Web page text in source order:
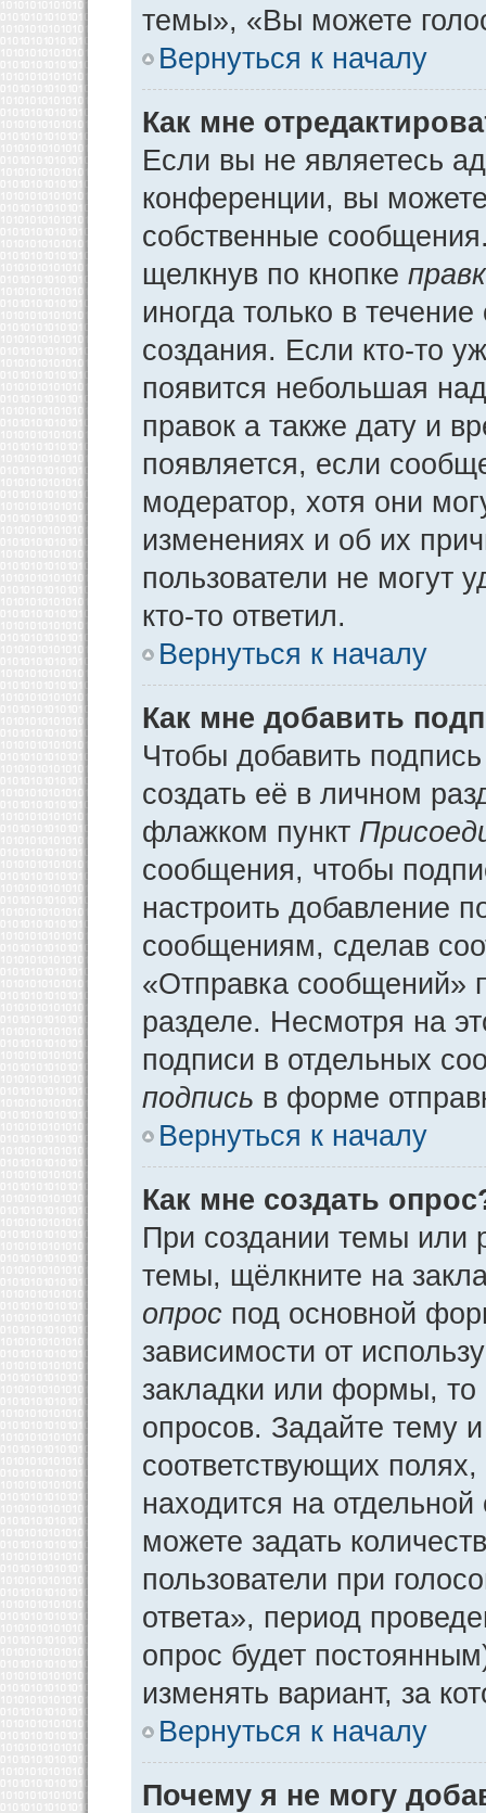
темы», «Вы можете
Вернуться к началу
Как мне
Если вы не являетесь
конференции, вы можете
собственные
щелкнув по кнопке
иногда только в
создания. Если кто-то
появится небольшая
правок а также дату и
появляется, если
модератор, хотя они
изменениях и об их
пользователи не могут
кто-то ответил.
Вернуться к началу
Как мне добавить
Чтобы добавить
создать её в личном
флажком пункт
сообщения, чтобы
настроить добавление
сообщениям, сделав
«Отправка сообщений»
разделе. Несмотря на
подписи в отдельных
подпись в форме
Вернуться к началу
Как мне создать
При создании темы или
темы, щёлкните на
опрос под основной
зависимости от
закладки или формы, то
опросов. Задайте тему
соответствующих
находится на
можете задать
пользователи при
ответа», период
опрос будет
изменять вариант, за
Вернуться к началу
Почему я не могу